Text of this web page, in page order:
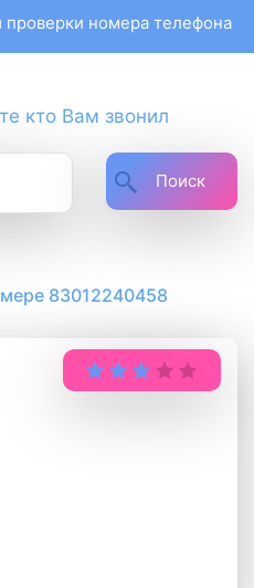
проверки номера телефона
кто Вам звонил
Поиск
83012240458